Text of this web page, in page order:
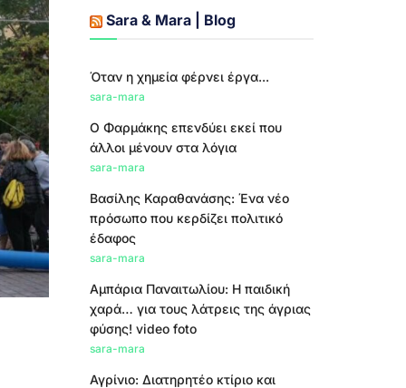
Sara & Mara | Blog
Όταν η χημεία φέρνει έργα...
sara-mara
Ο Φαρμάκης επενδύει εκεί που
άλλοι μένουν στα λόγια
sara-mara
Βασίλης Καραθανάσης: Ένα νέο
πρόσωπο που κερδίζει πολιτικό
έδαφος
sara-mara
Αμπάρια Παναιτωλίου: Η παιδική
χαρά… για τους λάτρεις της άγριας
φύσης! video foto
sara-mara
Αγρίνιο: Διατηρητέο κτίριο και